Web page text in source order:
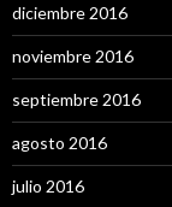
diciembre 2016
noviembre 2016
septiembre 2016
agosto 2016
julio 2016